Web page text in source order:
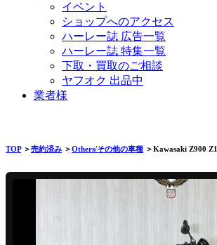
イベント
ショップへのアクセス
ハーレー誌 広告一覧
ハーレー誌 特集一覧
下取・買取のご相談
ヤフオク 出品中
業者様
TOP＞売約済み ＞Others/その他の車種 ＞Kawasaki Z900 Z1